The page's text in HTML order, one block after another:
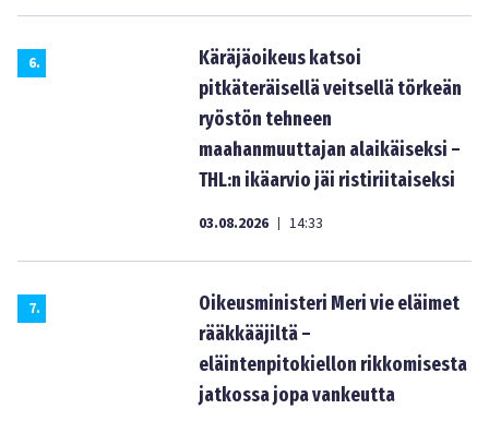
6.
Käräjäoikeus katsoi
pitkäteräisellä veitsellä törkeän
ryöstön tehneen
maahanmuuttajan alaikäiseksi –
THL:n ikäarvio jäi ristiriitaiseksi
03.08.2026 | 14:33
7.
Oikeusministeri Meri vie eläimet
rääkkääjiltä –
eläintenpitokiellon rikkomisesta
jatkossa jopa vankeutta